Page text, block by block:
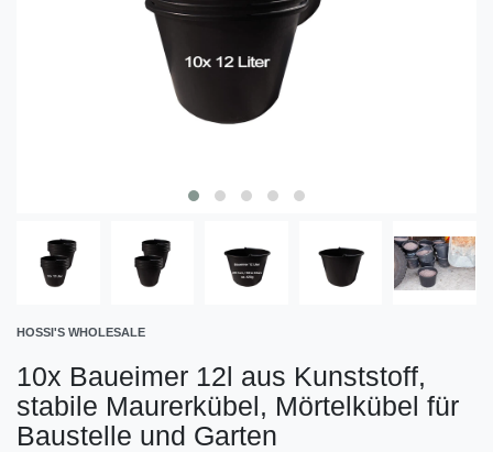
HOSSI'S WHOLESALE
10x Baueimer 12l aus Kunststoff,
stabile Maurerkübel, Mörtelkübel für
Baustelle und Garten